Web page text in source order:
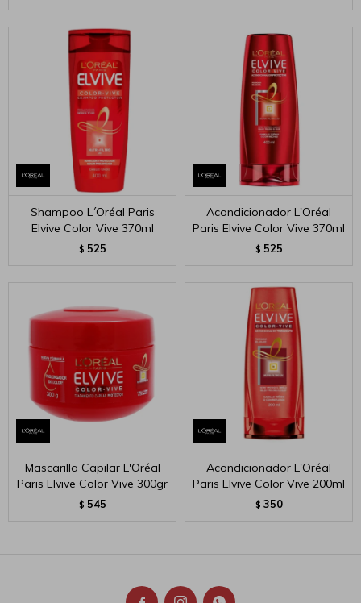
Shampoo L´Oréal Paris
Elvive Color Vive 370ml
$ 525
Acondicionador L'Oréal
Paris Elvive Color Vive 370ml
$ 525
Mascarilla Capilar L'Oréal
Paris Elvive Color Vive 300gr
$ 545
Acondicionador L'Oréal
Paris Elvive Color Vive 200ml
$ 350